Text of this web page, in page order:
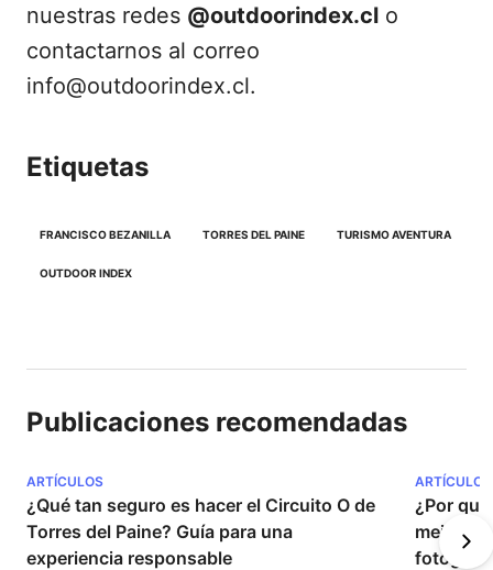
nuestras redes @outdoorindex.cl o
contactarnos al correo
info@outdoorindex.cl.
Etiquetas
FRANCISCO BEZANILLA TORRES DEL PAINE TURISMO AVENTURA
OUTDOOR INDEX
Publicaciones recomendadas
ARTÍCULOS
¿Qué tan seguro es hacer el Circuito O de
Torres del Paine? Guía para una
experiencia responsable
ARTÍCULOS
¿Por
mejores